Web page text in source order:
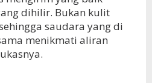
dihilir. Bukan kulit
saudara yang di
menikmati aliran